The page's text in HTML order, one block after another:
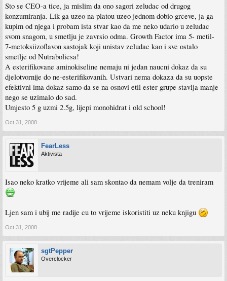
Sto se CEO-a tice, ja mislim da ono sagori zeludac od drugog
konzumiranja. Lik ga uzeo na platou uzeo jednom dobio grceve, ja ga
kupim od njega i probam ista stvar kao da me neko udario u zeludac
svom snagom, u smetlju je zavrsio odma. Growth Factor ima 5- metil-
7-metoksiizoflavon sastojak koji unistav zeludac kao i sve ostalo
smetlje od Nutrabolicsa!
A esterifikovane aminokiseline nemaju ni jedan naucni dokaz da su
djelotvornije do ne-esterifikovanih. Ustvari nema dokaza da su uopste
efektivni ima dokaz samo da se na osnovi etil ester grupe stavlja manje
nego se uzimalo do sad.
Umjesto 5 g uzmi 2.5g, lijepi monohidrat i old school!
Oct 31, 2008
FearLess
Aktivista
Isao neko kratko vrijeme ali sam skontao da nemam volje da treniram
Ljen sam i ubij me radije cu to vrijeme iskoristiti uz neku knjigu
Oct 31, 2008
sgtPepper
Overclocker